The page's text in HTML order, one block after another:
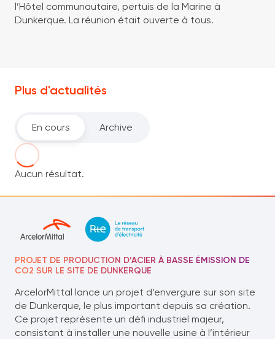
l’Hôtel communautaire, pertuis de la Marine à
Dunkerque. La réunion était ouverte à tous.
Plus d'actualités
En cours Archive
Aucun résultat.
PROJET DE PRODUCTION D’ACIER À BASSE ÉMISSION DE
CO2 SUR LE SITE DE DUNKERQUE
ArcelorMittal lance un projet d’envergure sur son site
de Dunkerque, le plus important depuis sa création.
Ce projet représente un défi industriel majeur,
consistant à installer une nouvelle usine à l’intérieur